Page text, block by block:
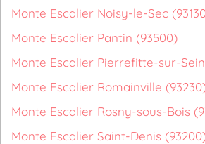
Monte Escalier Noisy-le-Sec
Monte Escalier Pantin (93500)
Monte Escalier Pierrefitte-sur-
Monte Escalier Romainville
Monte Escalier Rosny-sous-Bois
Monte Escalier Saint-Denis